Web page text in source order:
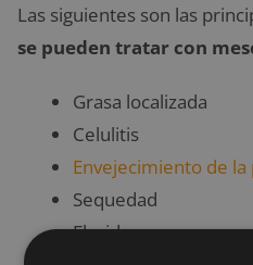
Las siguientes son las
se pueden tratar con
Grasa localizada
Celulitis
Envejecimiento de la
Sequedad
Flacidez